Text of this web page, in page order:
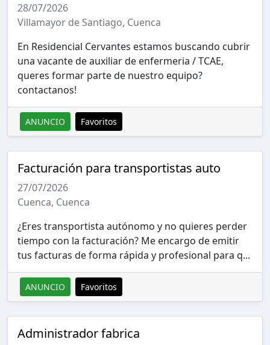
28/07/2026
Villamayor de Santiago, Cuenca
En Residencial Cervantes estamos buscando cubrir
una vacante de auxiliar de enfermeria / TCAE,
queres formar parte de nuestro equipo?
contactanos!
ANUNCIO Favoritos
Facturación para transportistas auto
27/07/2026
Cuenca, Cuenca
¿Eres transportista autónomo y no quieres perder
tiempo con la facturación? Me encargo de emitir
tus facturas de forma rápida y profesional para q...
ANUNCIO Favoritos
Administrador fabrica